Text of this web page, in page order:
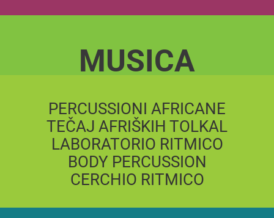
MUSICA
PERCUSSIONI AFRICANE
TEČAJ AFRIŠKIH TOLKAL
LABORATORIO RITMICO
BODY PERCUSSION
CERCHIO RITMICO